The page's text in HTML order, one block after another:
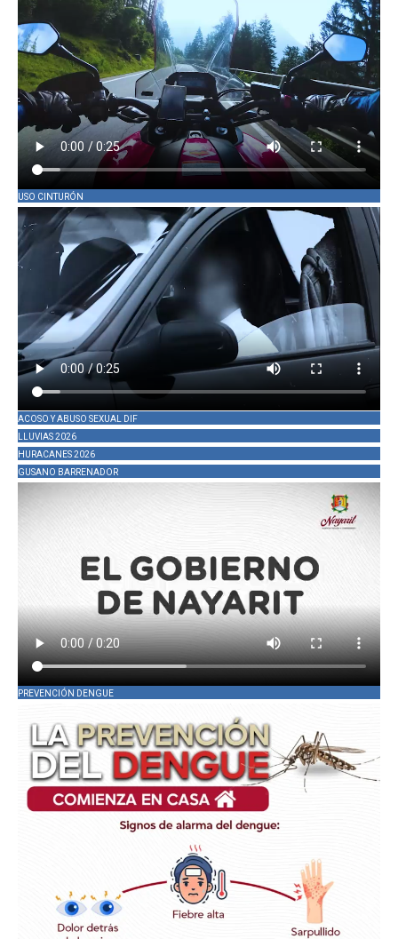
USO CINTURÓN
ACOSO Y ABUSO SEXUAL DIF
LLUVIAS 2026
HURACANES 2026
GUSANO BARRENADOR
PREVENCIÓN DENGUE